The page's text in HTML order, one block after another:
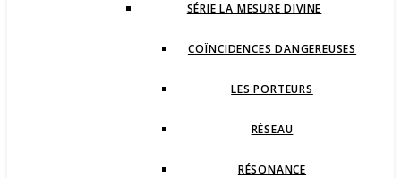
SÉRIE LA MESURE DIVINE
COÏNCIDENCES DANGEREUSES
LES PORTEURS
RÉSEAU
RÉSONANCE